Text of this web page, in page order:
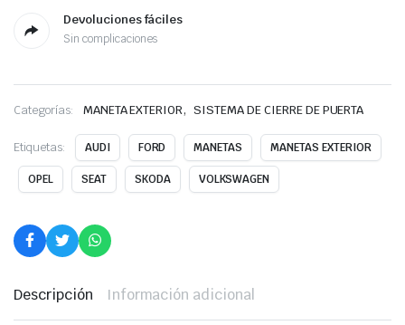
Devoluciones fáciles
Sin complicaciones
Categorías: MANETA EXTERIOR, SISTEMA DE CIERRE DE PUERTA
Etiquetas: AUDI FORD MANETAS MANETAS EXTERIOR
OPEL SEAT SKODA VOLKSWAGEN
Descripción Información adicional